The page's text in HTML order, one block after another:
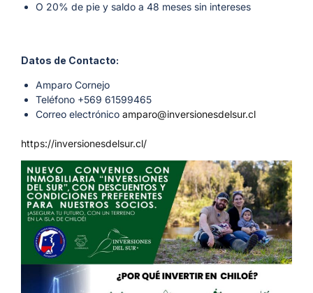
O 20% de pie y saldo a 48 meses sin intereses
Datos de Contacto:
Amparo Cornejo
Teléfono +569 61599465
Correo electrónico amparo@inversionesdelsur.cl
https://inversionesdelsur.cl/